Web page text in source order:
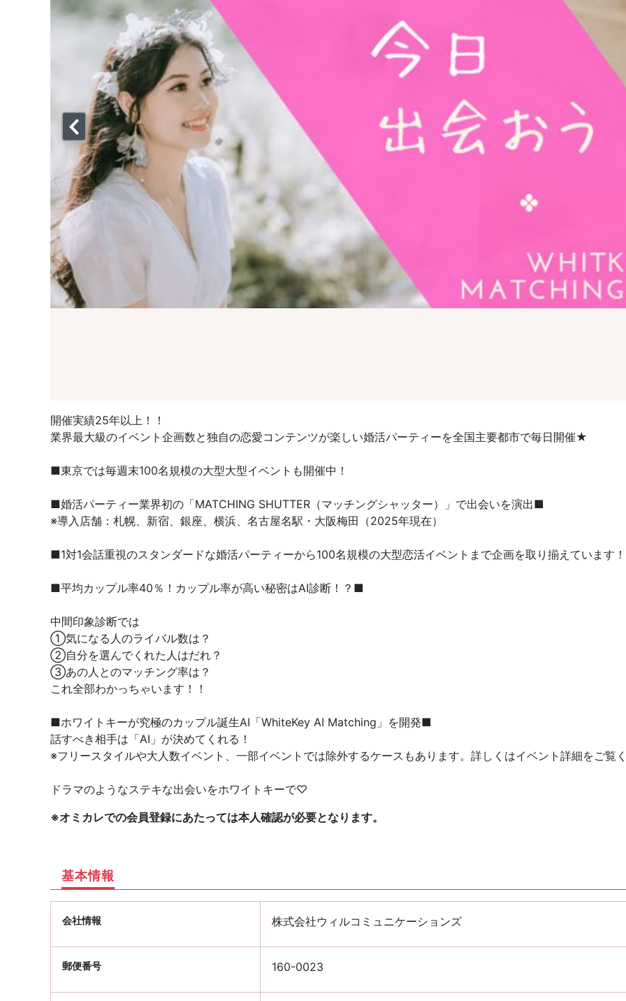
開催実績25年以上！！
業界最大級のイベント企画数と独自の恋愛コンテンツが楽しい婚活パーティーを全国主要都市で毎日開催★
■東京では毎週末100名規模の大型大型イベントも開催中！
■婚活パーティー業界初の「MATCHING SHUTTER（マッチングシャッター）」で出会いを演出■
※導入店舗：札幌、新宿、銀座、横浜、名古屋名駅・大阪梅田（2025年現在）
■1対1会話重視のスタンダードな婚活パーティーから100名規模の大型恋活イベントまで企画を取り揃えています！
■平均カップル率40％！カップル率が高い秘密はAI診断！？■
中間印象診断では
①気になる人のライバル数は？
②自分を選んでくれた人はだれ？
③あの人とのマッチング率は？
これ全部わかっちゃいます！！
■ホワイトキーが究極のカップル誕生AI「WhiteKey AI Matching」を開発■
話すべき相手は「AI」が決めてくれる！
※フリースタイルや大人数イベント、一部イベントでは除外するケースもあります。詳しくはイベント詳細をご覧く
ドラマのようなステキな出会いをホワイトキーで♡
※オミカレでの会員登録にあたっては本人確認が必要となります。
基本情報
会社情報 株式会社ウィルコミュニケーションズ
郵便番号 160-0023